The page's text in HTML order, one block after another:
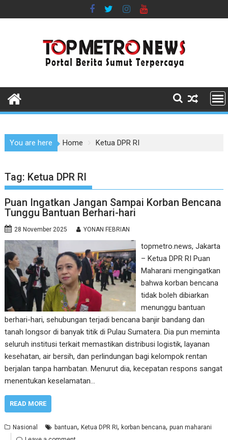
to
You are here Home Ketua DPR RI
Tag: Ketua DPR RI
Puan Ingatkan Jangan Sampai Korban Bencana
Tunggu Bantuan Berhari-hari
28 November 2025 YONAN FEBRIAN
topmetro.news, Jakarta
– Ketua DPR RI Puan
Maharani mengingatkan
bahwa korban bencana
tidak boleh dibiarkan
menunggu bantuan
berhari-hari, sehubungan terjadi bencana banjir bandang dan
tanah longsor di banyak titik di Pulau Sumatera. Dia pun meminta
seluruh institusi terkait memastikan distribusi logistik, layanan
kesehatan, air bersih, dan perlindungan bagi kelompok rentan
berjalan tanpa hambatan. Menurut dia, kecepatan respons sangat
menentukan keselamatan…
READ MORE
Nasional bantuan,Ketua DPR RI,korban bencana,puan maharani